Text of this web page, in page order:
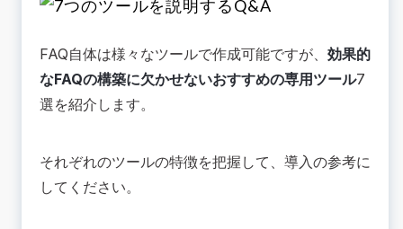
FAQ自体は様々なツールで作成可能ですが、 効果的
なFAQの構築に欠かせないおすすめの専用ツール7
選を紹介します。
それぞれのツールの特徴を把握して、導入の参考に
してください。